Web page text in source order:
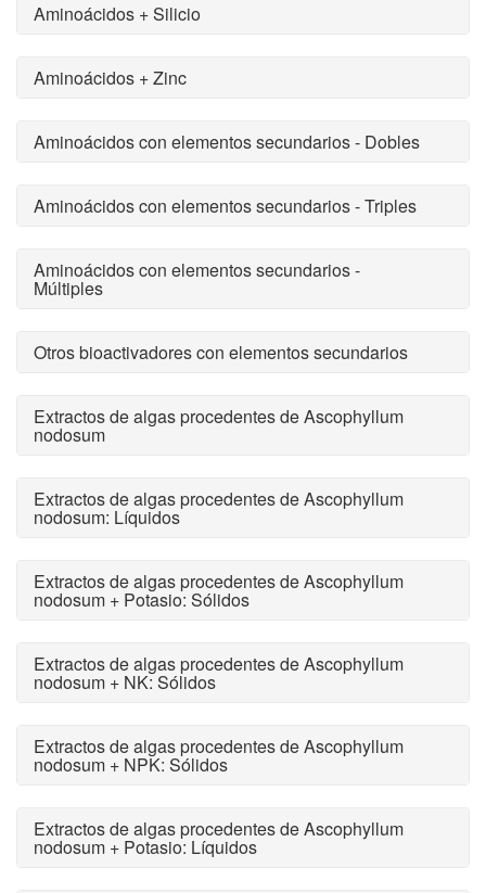
Aminoácidos + Silicio
Aminoácidos + Zinc
Aminoácidos con elementos secundarios - Dobles
Aminoácidos con elementos secundarios - Triples
Aminoácidos con elementos secundarios -
Múltiples
Otros bioactivadores con elementos secundarios
Extractos de algas procedentes de Ascophyllum
nodosum
Extractos de algas procedentes de Ascophyllum
nodosum: Líquidos
Extractos de algas procedentes de Ascophyllum
nodosum + Potasio: Sólidos
Extractos de algas procedentes de Ascophyllum
nodosum + NK: Sólidos
Extractos de algas procedentes de Ascophyllum
nodosum + NPK: Sólidos
Extractos de algas procedentes de Ascophyllum
nodosum + Potasio: Líquidos